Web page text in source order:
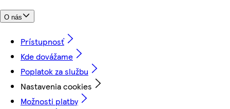
O nás
Prístupnosť
Kde dovážame
Poplatok za službu
Nastavenia cookies
Možnosti platby